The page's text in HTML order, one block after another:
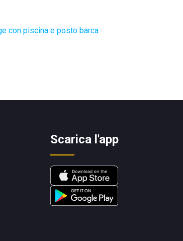
con piscina e posto barca
Scarica l'app